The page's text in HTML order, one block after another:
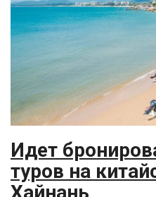
Идет
туров на
Хайнань